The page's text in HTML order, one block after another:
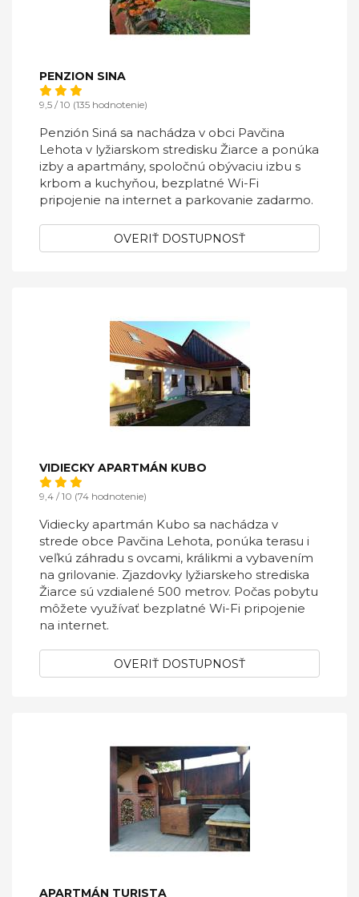
PENZION SINA
9,5 / 10 (135 hodnotenie)
Penzión Siná sa nachádza v obci Pavčina
Lehota v lyžiarskom stredisku Žiarce a ponúka
izby a apartmány, spoločnú obývaciu izbu s
krbom a kuchyňou, bezplatné Wi-Fi
pripojenie na internet a parkovanie zadarmo.
OVERIŤ DOSTUPNOSŤ
VIDIECKY APARTMÁN KUBO
9,4 / 10 (74 hodnotenie)
Vidiecky apartmán Kubo sa nachádza v
strede obce Pavčina Lehota, ponúka terasu i
veľkú záhradu s ovcami, králikmi a vybavením
na grilovanie. Zjazdovky lyžiarskeho strediska
Žiarce sú vzdialené 500 metrov. Počas pobytu
môžete využívať bezplatné Wi-Fi pripojenie
na internet.
OVERIŤ DOSTUPNOSŤ
APARTMÁN TURISTA